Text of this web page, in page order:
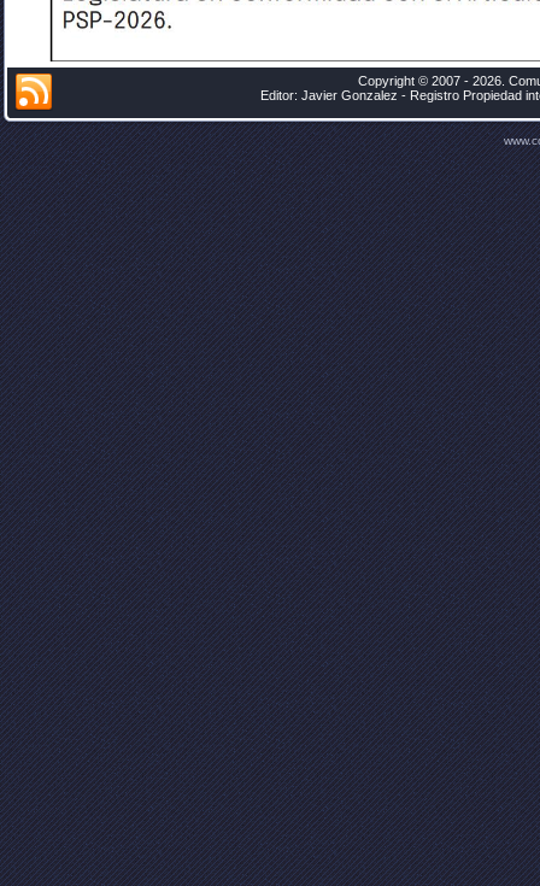
Copyright © 2007 - 2026.
Editor: Javier Gonzalez - Registro Propiedad